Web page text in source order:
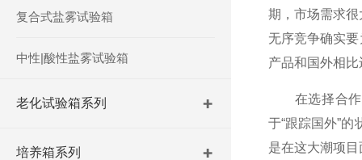
复合式盐雾试验箱
中性|酸性盐雾试验箱
老化试验箱系列
培养箱系列
期，市场需求
无序竞争确实
产品和国外相
在选择合作伙
于“跟踪国外”
是在这大潮项